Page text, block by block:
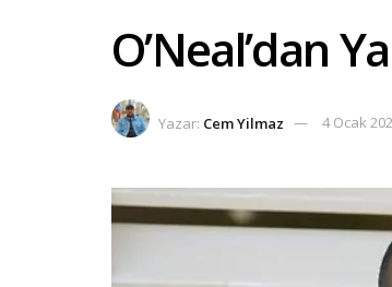
O’Neal’dan
Yazar: Cem Yilmaz 4 Ocak